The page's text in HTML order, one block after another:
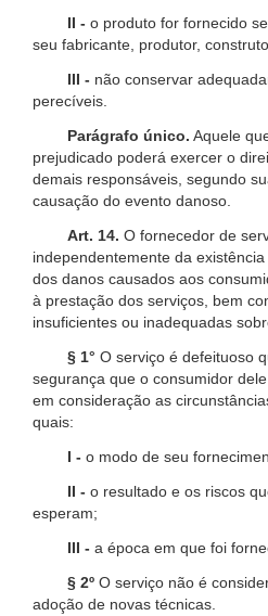
II - o produto for fornecido
seu fabricante, produtor,
III - não conservar
perecíveis.
Parágrafo único. Aquele
prejudicado poderá exercer o
demais responsáveis, segundo
causação do evento danoso.
Art. 14. O fornecedor de
independentemente da
dos danos causados aos
à prestação dos serviços, bem
insuficientes ou inadequadas
§ 1° O serviço é defeituoso
segurança que o consumidor
em consideração as
quais:
I - o modo de seu
II - o resultado e os riscos
esperam;
III - a época em que foi
§ 2º O serviço não é
adoção de novas técnicas.